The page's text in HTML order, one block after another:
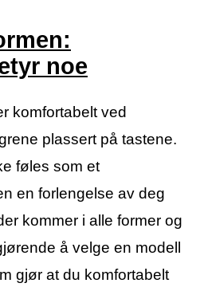
noe
komfortabelt ved
plassert på tastene.
føles som et
en forlengelse av deg
kommer i alle former og
å velge en modell
gjør at du komfortabelt